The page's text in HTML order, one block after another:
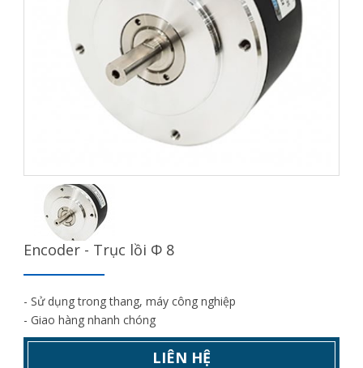
Encoder - Trục lồi Φ 8
- Sử dụng trong thang, máy công nghiệp
- Giao hàng nhanh chóng
LIÊN HỆ